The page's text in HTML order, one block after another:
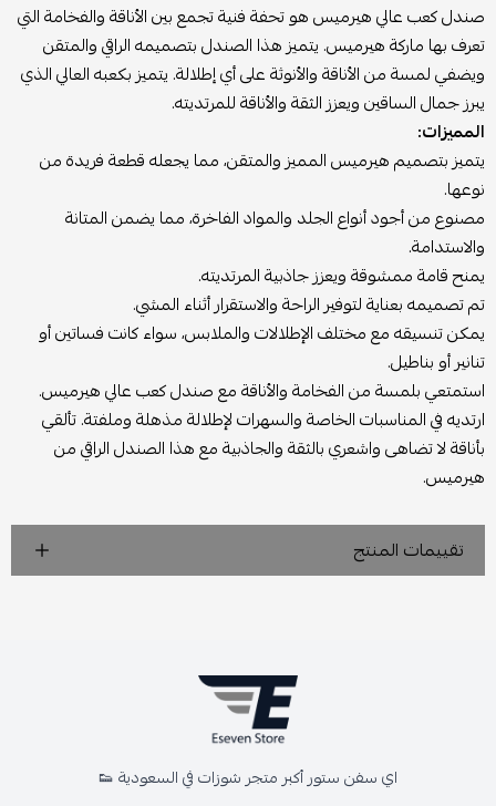
صندل كعب عالي هيرميس هو تحفة فنية تجمع بين الأناقة والفخامة التي
تعرف بها ماركة هيرميس. يتميز هذا الصندل بتصميمه الراقي والمتقن
ويضفي لمسة من الأناقة والأنوثة على أي إطلالة. يتميز بكعبه العالي الذي
يبرز جمال الساقين ويعزز الثقة والأناقة للمرتديته.
المميزات:
يتميز بتصميم هيرميس المميز والمتقن، مما يجعله قطعة فريدة من
نوعها.
مصنوع من أجود أنواع الجلد والمواد الفاخرة، مما يضمن المتانة
والاستدامة.
يمنح قامة ممشوقة ويعزز جاذبية المرتديته.
تم تصميمه بعناية لتوفير الراحة والاستقرار أثناء المشي.
يمكن تنسيقه مع مختلف الإطلالات والملابس، سواء كانت فساتين أو
تنانير أو بناطيل.
استمتعي بلمسة من الفخامة والأناقة مع صندل كعب عالي هيرميس.
ارتديه في المناسبات الخاصة والسهرات لإطلالة مذهلة وملفتة. تألقي
بأناقة لا تضاهى واشعري بالثقة والجاذبية مع هذا الصندل الراقي من
هيرميس.
تقييمات المنتج
اي سفن ستور أكبر متجر شوزات في السعودية 👟